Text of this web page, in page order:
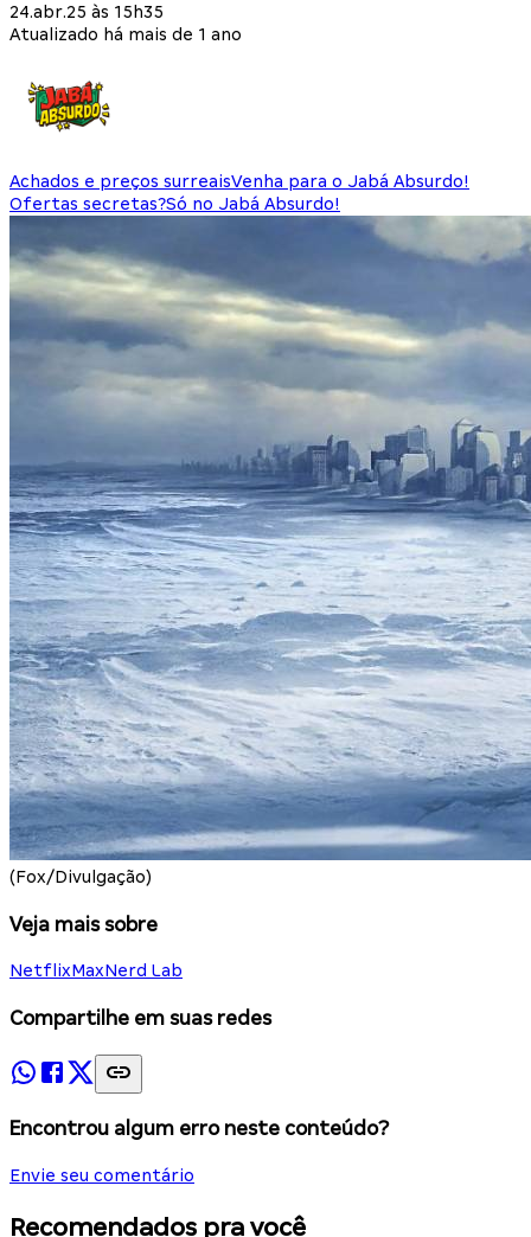
24.abr.25 às 15h35
Atualizado há mais de 1 ano
Achados e preços surreaisVenha para o Jabá Absurdo!
Ofertas secretas?Só no Jabá Absurdo!
(Fox/Divulgação)
Veja mais sobre
NetflixMaxNerd Lab
Compartilhe em suas redes
Encontrou algum erro neste conteúdo?
Envie seu comentário
Recomendados pra você